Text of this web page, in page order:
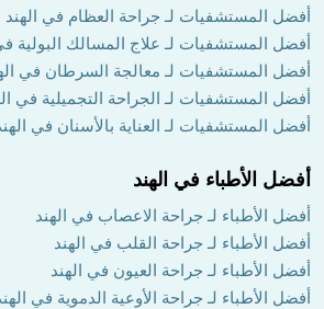
أفضل المستشفيات لـ جراحة العظام في الهند
أفضل المستشفيات لـ علاج المسالك البولية
أفضل المستشفيات لـ معالجة السرطان في
أفضل المستشفيات لـ الجراحة التجميلية في
أفضل المستشفيات لـ العناية بالأسنان في
أفضل الأطباء في الهند
أفضل الأطباء لـ جراحة الاعصاب في الهند
أفضل الأطباء لـ جراحة القلب في الهند
أفضل الأطباء لـ جراحة العيون في الهند
أفضل الأطباء لـ جراحة الأوعية الدموية في